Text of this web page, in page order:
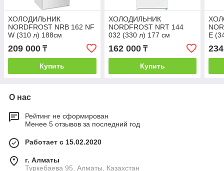
ХОЛОДИЛЬНИК
NORDFROST NRB 162 NF
W (310 л) 188см
209 000 ₸
Купить
ХОЛОДИЛЬНИК
NORDFROST NRT 144
032 (330 л) 177 см
162 000₸
Купить
E
О нас
Рейтинг не сформирован
Менее 5 отзывов за последний год
Работает с 15.02.2020
г. Алматы
Туркебаева 95, Алматы, Казахстан